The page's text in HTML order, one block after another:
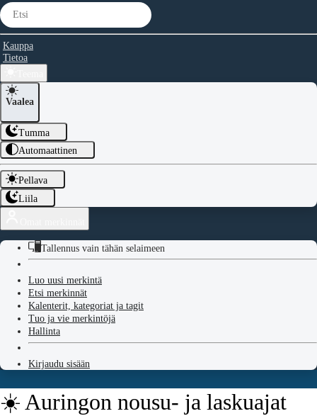
Kauppa
Tietoa
Vaalea
Tumma
Automaattinen
Pellava
Liila
Tallennus vain tähän selaimeen
Luo uusi merkintä
Etsi merkinnät
Kalenterit, kategoriat ja tagit
Tuo ja vie merkintöjä
Hallinta
Kirjaudu sisään
☀️ Auringon nousu- ja laskuajat